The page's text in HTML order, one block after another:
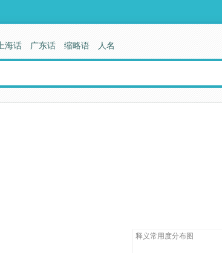
释义常用度分布图
上海话 广东话 缩略语 人名